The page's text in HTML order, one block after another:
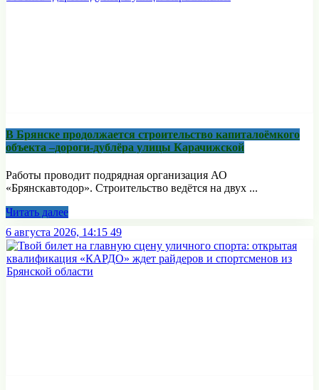
В Брянске продолжается строительство капиталоёмкого
объекта –дороги-дублёра улицы Карачижской
Работы проводит подрядная организация АО
«Брянскавтодор». Строительство ведётся на двух ...
Читать далее
6 августа 2026, 14:15 49